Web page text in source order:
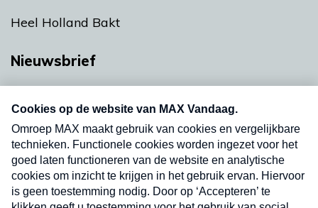
Heel Holland Bakt
Nieuwsbrief
Neem hier een gratis abonnement op onze
nieuwsbrief. Elke vrijdag- en dinsdagochtend in
uw mailbox.
Verzend